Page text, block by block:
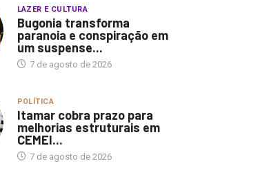
LAZER E CULTURA
Bugonia transforma
paranoia e conspiração em
um suspense...
7 de agosto de 2026
POLÍTICA
Itamar cobra prazo para
melhorias estruturais em
CEMEI...
7 de agosto de 2026